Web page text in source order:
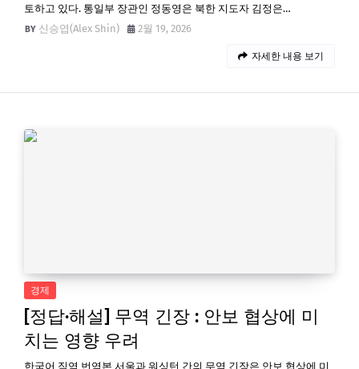
토하고 있다. 통일부 장관인 정동영은 북한 지도자 김정은…
신승엽(Alex Shin)
2월 19, 2026
자세한 내용 보기
경제
[정답·해설] 무역 긴장 : 안보 협상에 미
치는 영향 우려
한국어 직역 번역본 서울과 워싱턴 간의 무역 긴장은 안보 협상에 미